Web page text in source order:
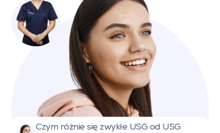
Czym różnie się zwykłe USG od USG